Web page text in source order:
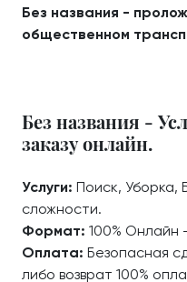
Без названия -
общественном
Без названия -
заказу онлайн.
Услуги: Поиск, Уборка,
сложности.
Формат: 100% Онлайн
Оплата: Безопасная
либо возврат 100%